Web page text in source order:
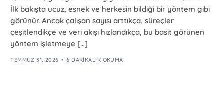
İlk bakışta ucuz, esnek ve herkesin bildiği bir yöntem gibi
görünür. Ancak çalışan sayısı arttıkça, süreçler
çeşitlendikçe ve veri akışı hızlandıkça, bu basit görünen
yöntem işletmeye […]
TEMMUZ 31, 2026 6 DAKIKALIK OKUMA